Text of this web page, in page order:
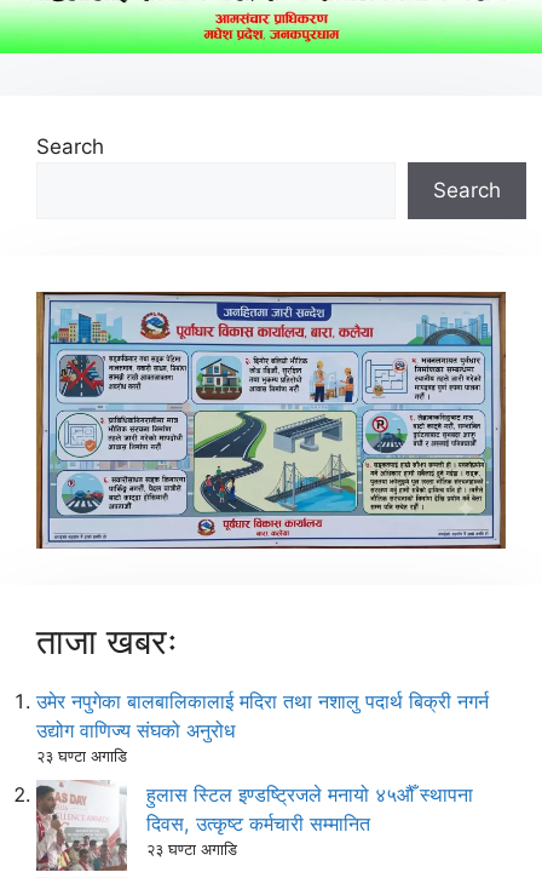
Search
Search
ताजा खबरः
उमेर नपुगेका बालबालिकालाई मदिरा तथा नशालु पदार्थ बिक्री नगर्न
उद्योग वाणिज्य संघको अनुरोध
२३ घण्टा अगाडि
हुलास स्टिल इण्डष्ट्रिजले मनायो ४५औँ स्थापना
दिवस, उत्कृष्ट कर्मचारी सम्मानित
२३ घण्टा अगाडि